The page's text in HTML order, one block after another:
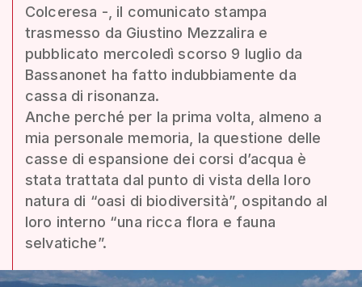
Colceresa -, il comunicato stampa
trasmesso da Giustino Mezzalira e
pubblicato mercoledì scorso 9 luglio da
Bassanonet ha fatto indubbiamente da
cassa di risonanza.
Anche perché per la prima volta, almeno a
mia personale memoria, la questione delle
casse di espansione dei corsi d’acqua è
stata trattata dal punto di vista della loro
natura di “oasi di biodiversità”, ospitando al
loro interno “una ricca flora e fauna
selvatiche”.